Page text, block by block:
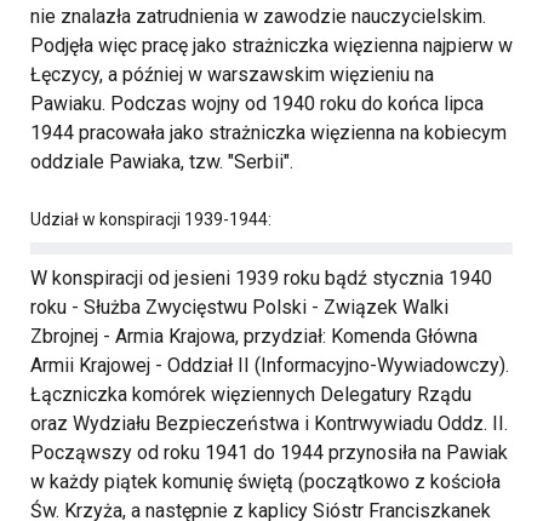
nie znalazła zatrudnienia w zawodzie nauczycielskim.
Podjęła więc pracę jako strażniczka więzienna najpierw w
Łęczycy, a później w warszawskim więzieniu na
Pawiaku. Podczas wojny od 1940 roku do końca lipca
1944 pracowała jako strażniczka więzienna na kobiecym
oddziale Pawiaka, tzw. "Serbii".
Udział w konspiracji 1939-1944:
W konspiracji od jesieni 1939 roku bądź stycznia 1940
roku - Służba Zwycięstwu Polski - Związek Walki
Zbrojnej - Armia Krajowa, przydział: Komenda Główna
Armii Krajowej - Oddział II (Informacyjno-Wywiadowczy).
Łączniczka komórek więziennych Delegatury Rządu
oraz Wydziału Bezpieczeństwa i Kontrwywiadu Oddz. II.
Począwszy od roku 1941 do 1944 przynosiła na Pawiak
w każdy piątek komunię świętą (początkowo z kościoła
Św. Krzyża, a następnie z kaplicy Sióstr Franciszkanek